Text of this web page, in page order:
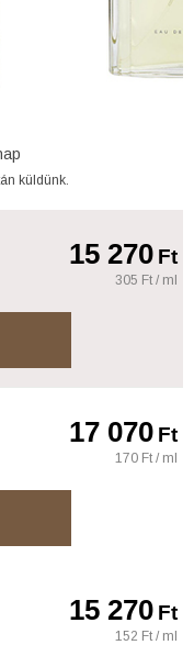
küldünk.
15 270Ft
305 Ft / ml
17 070Ft
170 Ft / ml
15 270Ft
152 Ft / ml